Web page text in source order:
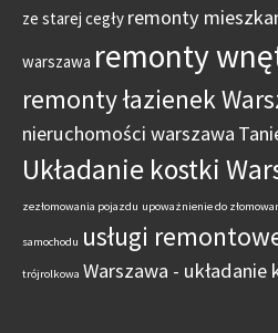
ze starej cegły remonty
warszawa remonty
remonty łazienek
nieruchomości warszawa
Układanie kostki
zezłomowania pojazdu upoważnienie do
samochodu usługi
trójrolkowa Warszawa - układanie